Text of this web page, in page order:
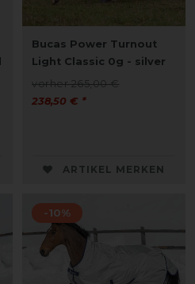
Bucas Power Turnout
Light Classic 0g - silver
vorher 265,00 €
238,50 € *
ARTIKEL MERKEN
-10%